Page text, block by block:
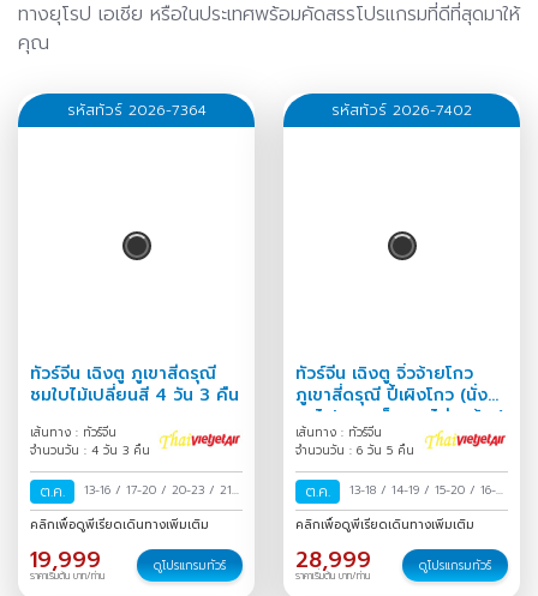
ทางยุโรป เอเชีย หรือในประเทศพร้อมคัดสรรโปรแกรมที่ดีที่สุดมาให้
คุณ
รหัสทัวร์ 2026-7364
ทัวร์จีน เฉิงตู ภูเขาสี่ดรุณี
ชมใบไม้เปลี่ยนสี 4 วัน 3 คืน
เส้นทาง : ทัวร์จีน
จำนวนวัน : 4 วัน 3 คืน
ต.ค. 13-16 / 17-20 / 20-23 / 21-
24/23-26/25-28/28-31
/
ต.ค.-02 พ.ย./31 ต.ค.-03
คลิกเพื่อดูพีเรียดเดินทางเพิ่มเติม
19,999
ราคาเริ่มต้น บาท/ท่าน
ดูโปรแกรมทัวร์
รหัสทัวร์ 2026-7402
ทัวร์จีน เฉิงตู จิ่วจ้ายโกว
ภูเขาสี่ดรุณี ปี้เผิงโกว (นั่ง
รถไฟความเร็วสูง-ไม่ลงร้าน)
6 วัน 5 คืน
เส้นทาง : ทัวร์จีน
จำนวนวัน : 6 วัน 5 คืน
ต.ค. 13-18 / 14-19 / 15-20 / 16-21
/17-22/18-23/19-24/
20-25
23-28
24-29 /25-30/
27 ต.ค.-01 พ.ย./28
คลิกเพื่อดูพีเรียดเดินทางเพิ่มเติม
28,999
ราคาเริ่มต้น บาท/ท่าน
ดูโปรแกรมทัวร์